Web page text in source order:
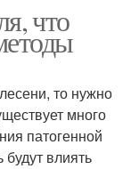
что
то нужно
много
патогенной
влиять